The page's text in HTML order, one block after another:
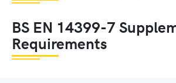
BS EN 14399-7
Requirements